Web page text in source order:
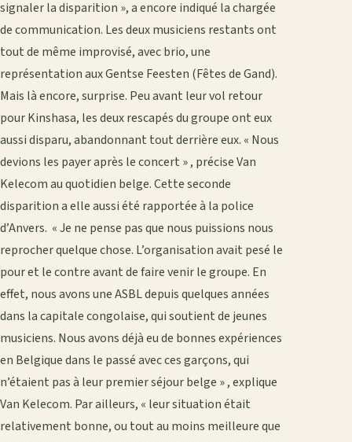
signaler la disparition », a encore indiqué la chargée
de communication. Les deux musiciens restants ont
tout de même improvisé, avec brio, une
représentation aux Gentse Feesten (Fêtes de Gand).
Mais là encore, surprise. Peu avant leur vol retour
pour Kinshasa, les deux rescapés du groupe ont eux
aussi disparu, abandonnant tout derrière eux. « Nous
devions les payer après le concert » , précise Van
Kelecom au quotidien belge. Cette seconde
disparition a elle aussi été rapportée à la police
d’Anvers. « Je ne pense pas que nous puissions nous
reprocher quelque chose. L’organisation avait pesé le
pour et le contre avant de faire venir le groupe. En
effet, nous avons une ASBL depuis quelques années
dans la capitale congolaise, qui soutient de jeunes
musiciens. Nous avons déjà eu de bonnes expériences
en Belgique dans le passé avec ces garçons, qui
n’étaient pas à leur premier séjour belge » , explique
Van Kelecom. Par ailleurs, « leur situation était
relativement bonne, ou tout au moins meilleure que